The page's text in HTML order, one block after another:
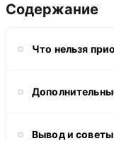
Содержание
Что нельзя
Вывод и советы